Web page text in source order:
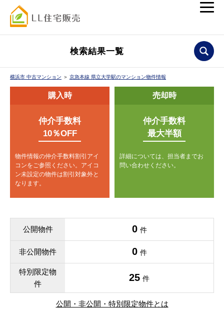
検索結果一覧
横浜市 中古マンション ＞ 京急本線 県立大学駅のマンション物件情報
購入時
仲介手数料
10％OFF
物件情報の仲介手数料割引アイ
コンをご参照ください。 アイコ
ン未設定の物件は割引対象外と
なります。
売却時
仲介手数料
最大半額
詳細については、担当者までお
問い合わせください。
公開物件 0 件
非公開物件 0 件
特別限定物
件
25 件
公開・非公開・特別限定物件とは